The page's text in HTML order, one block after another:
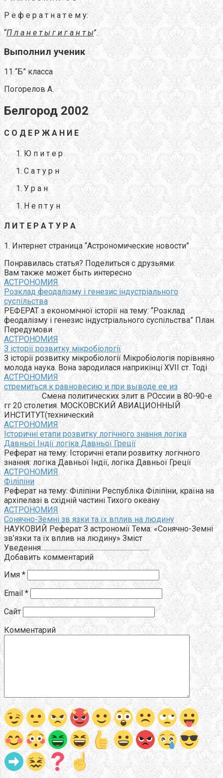
Р е ф е р а т н а т е м у:
“П л а н е т ы г и г а н т ы”.
Выполнил ученик
11 “Б” класса
Погорелов А.
Белгород 2002
С О Д Е Р Ж А Н И Е
Ю п и т е р
С а т у р н
У р а н
Н е п т у н
Л И Т Е Р А Т У Р А
1. Интернет страница “Астрономические новости”
Понравилась статья? Поделиться с друзьями:
Вам также может быть интересно
АСТРОНОМИЯ
Розклад феодалізму і генезис індустріального
суспільства
РЕФЕРАТ з економічної історії на тему: “Розклад
феодалізму і генезис індустріального суспільства” План.
Передумови
АСТРОНОМИЯ
З історії розвитку мікробіології
З історії розвитку мікробіології Мікробіологія порівняно
молода наука. Вона зародилася наприкінці XVII ст. Тоді
АСТРОНОМИЯ
стремиться к равновесию и при выводе ее из
Смена политических элит в РОссии в 80-90-е
гг 20 столетия. МОСКОВСКИЙ АВИАЦИОННЫЙ
ИНСТИТУТ(технический
АСТРОНОМИЯ
Історичні етапи розвитку логічного знання логіка
Давньої Індії логіка Давньої Греції
Реферат на тему: Історичні етапи розвитку логічного
знання: логіка Давньої Індії, логіка Давньої Греції
АСТРОНОМИЯ
Філіпіни
Реферат на тему: Філіпіни Республіка Філіпіни, країна на
архіпелазі в східній частині Тихого океану
АСТРОНОМИЯ
Сонячно-Земні зв язки та їх вплив на людину
НАУКОВИЙ Реферат З астрономії Тема: «Сонячно-Земні
зв’язки та їх вплив на людину» Зміст
Уведення.........................................................................
Добавить комментарий
Имя *
Email *
Сайт
Комментарий